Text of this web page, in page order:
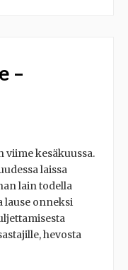
–
viime kesäkuussa.
laissa
lain todella
lause onneksi
hevosta